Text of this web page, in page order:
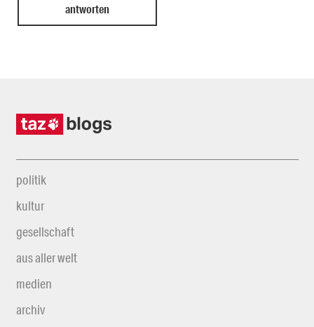
politik
kultur
gesellschaft
aus aller welt
medien
archiv